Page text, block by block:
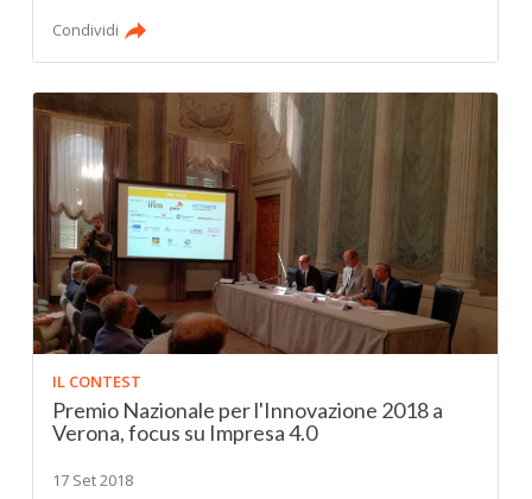
Condividi
IL CONTEST
Premio Nazionale per l'Innovazione 2018 a
Verona, focus su Impresa 4.0
17 Set 2018